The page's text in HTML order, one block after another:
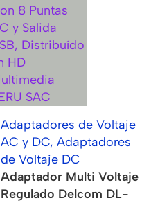
Adaptadores de Voltaje
AC y DC, Adaptadores
de Voltaje DC
Adaptador Multi Voltaje
Regulado Delcom DL-